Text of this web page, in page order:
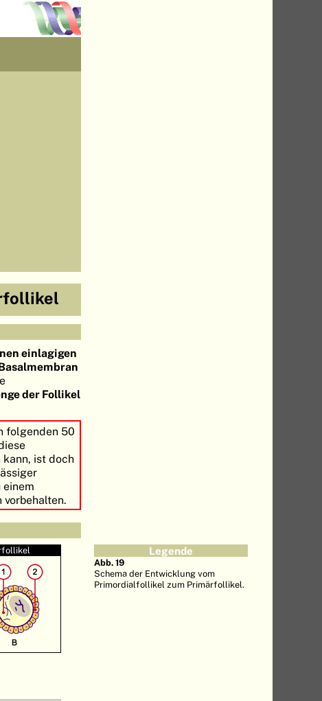
einlagigen
der Follikel
folgenden 50
ist doch
Legende
Abb. 19
Schema der Entwicklung vom
Primordialfollikel zum Primärfollikel.